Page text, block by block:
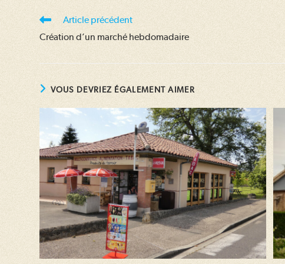
Read
articles
Article précédent
Création d’un marché hebdomadaire
VOUS DEVRIEZ ÉGALEMENT AIMER